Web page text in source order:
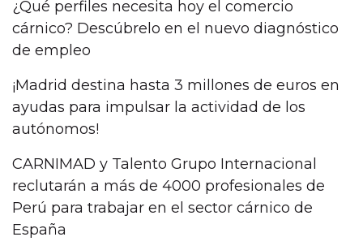
¿Qué perfiles necesita hoy el comercio
cárnico? Descúbrelo en el nuevo diagnóstico
de empleo
¡Madrid destina hasta 3 millones de euros en
ayudas para impulsar la actividad de los
autónomos!
CARNIMAD y Talento Grupo Internacional
reclutarán a más de 4000 profesionales de
Perú para trabajar en el sector cárnico de
España